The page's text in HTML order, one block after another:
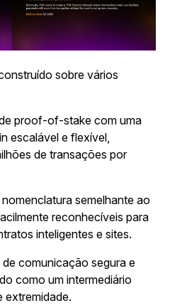
sobre vários
proof-of-stake com uma
escalável e flexível,
de transações por
semelhante ao
reconhecíveis para
inteligentes e sites.
de comunicação segura e
como um intermediário
extremidade.